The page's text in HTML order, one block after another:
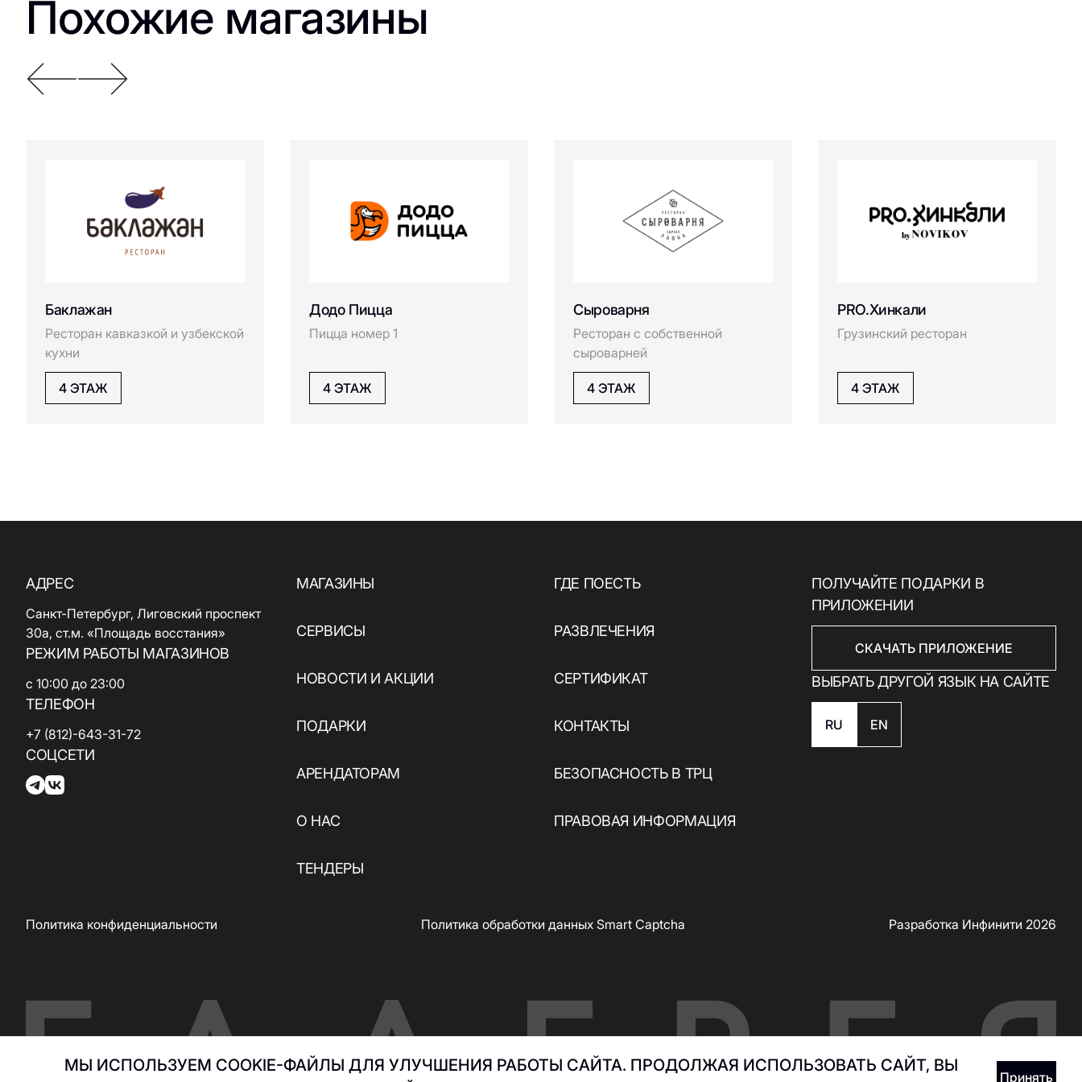
МЫ ИСПОЛЬЗУЕМ COOKIE-ФАЙЛЫ ДЛЯ УЛУЧШЕНИЯ РАБОТЫ САЙТА. ПРОДОЛЖАЯ ИСПОЛЬЗОВАТЬ САЙТ, ВЫ
Принять
Похожие магазины
Баклажан
Ресторан кавказкой и узбекской
кухни
4 ЭТАЖ
Додо Пицца
Пицца номер 1
4 ЭТАЖ
Сыроварня
Ресторан с собственной
сыроварней
4 ЭТАЖ
PRO.Хинкали
Грузинский ресторан
4 ЭТАЖ
АДРЕС
Санкт-Петербург, Лиговский проспект
30а, ст.м. «Площадь восстания»
РЕЖИМ РАБОТЫ МАГАЗИНОВ
с 10:00 до 23:00
ТЕЛЕФОН
+7 (812)-643-31-72
СОЦСЕТИ
МАГАЗИНЫ ГДЕ ПОЕСТЬ
СЕРВИСЫ РАЗВЛЕЧЕНИЯ
НОВОСТИ И АКЦИИ СЕРТИФИКАТ
ПОДАРКИ КОНТАКТЫ
АРЕНДАТОРАМ БЕЗОПАСНОСТЬ В ТРЦ
О НАС ПРАВОВАЯ ИНФОРМАЦИЯ
ТЕНДЕРЫ
ПОЛУЧАЙТЕ ПОДАРКИ В
ПРИЛОЖЕНИИ
СКАЧАТЬ ПРИЛОЖЕНИЕ
ВЫБРАТЬ ДРУГОЙ ЯЗЫК НА САЙТЕ
RU EN
Политика конфиденциальности Политика обработки данных Smart Captcha Разработка Инфинити 2026